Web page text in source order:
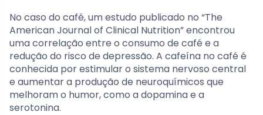
No caso do café, um estudo publicado no “The
American Journal of Clinical Nutrition” encontrou
uma correlação entre o consumo de café e a
redução do risco de depressão. A cafeína no café é
conhecida por estimular o sistema nervoso central
e aumentar a produção de neuroquímicos que
melhoram o humor, como a dopamina e a
serotonina.